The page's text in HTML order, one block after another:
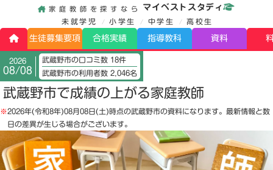
家庭教師を探すなら マイベストスタディ
未就学児 小学生 中学生 高校生
生徒募集要項 合格実績 指導教科 資料
2026
08/08
武蔵野市の口コミ数 18件
武蔵野市の利用者数 2,046名
武蔵野市で成績の上がる家庭教師
※2026年(令和8年)08月08日(土)時点の武蔵野市の資料になります。最新情報と数
日の差異が生じる場合がございます。